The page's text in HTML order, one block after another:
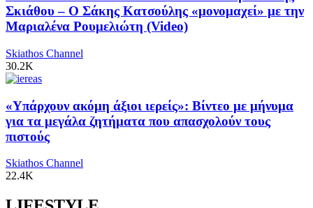
Σκιάθου – Ο Σάκης Κατσούλης «μονομαχεί» με την
Μαριαλένα Ρουμελιώτη (Video)
Skiathos Channel
30.2K
«Υπάρχουν ακόμη άξιοι ιερείς»: Βίντεο με μήνυμα
για τα μεγάλα ζητήματα που απασχολούν τους
πιστούς
Skiathos Channel
22.4K